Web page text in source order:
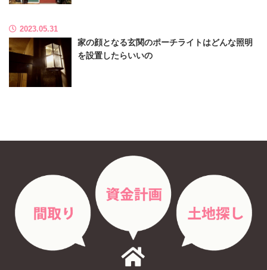
2023.05.31
家の顔となる玄関のポーチライトはどんな照明
を設置したらいいの